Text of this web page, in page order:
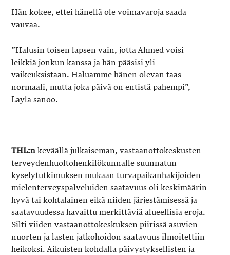
Hän kokee, ettei hänellä ole voimavaroja saada
vauvaa.
”Halusin toisen lapsen vain, jotta Ahmed voisi
leikkiä jonkun kanssa ja hän pääsisi yli
vaikeuksistaan. Haluamme hänen olevan taas
normaali, mutta joka päivä on entistä pahempi”,
Layla sanoo.
THL:n keväällä julkaiseman, vastaanottokeskusten
terveydenhuoltohenkilökunnalle suunnatun
kyselytutkimuksen mukaan turvapaikanhakijoiden
mielenterveyspalveluiden saatavuus oli keskimäärin
hyvä tai kohtalainen eikä niiden järjestämisessä ja
saatavuudessa havaittu merkittäviä alueellisia eroja.
Silti viiden vastaanottokeskuksen piirissä asuvien
nuorten ja lasten jatkohoidon saatavuus ilmoitettiin
heikoksi. Aikuisten kohdalla päivystyksellisten ja